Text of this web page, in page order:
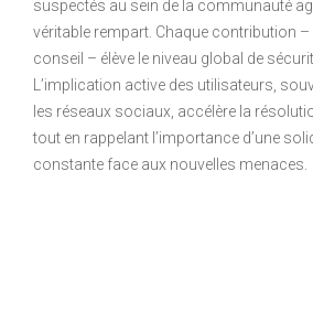
suspectés au sein de la communauté
véritable rempart. Chaque contribution –
conseil – élève le niveau global de
L’implication active des utilisateurs,
les réseaux sociaux, accélère la
tout en rappelant l’importance d’une
constante face aux nouvelles menaces.